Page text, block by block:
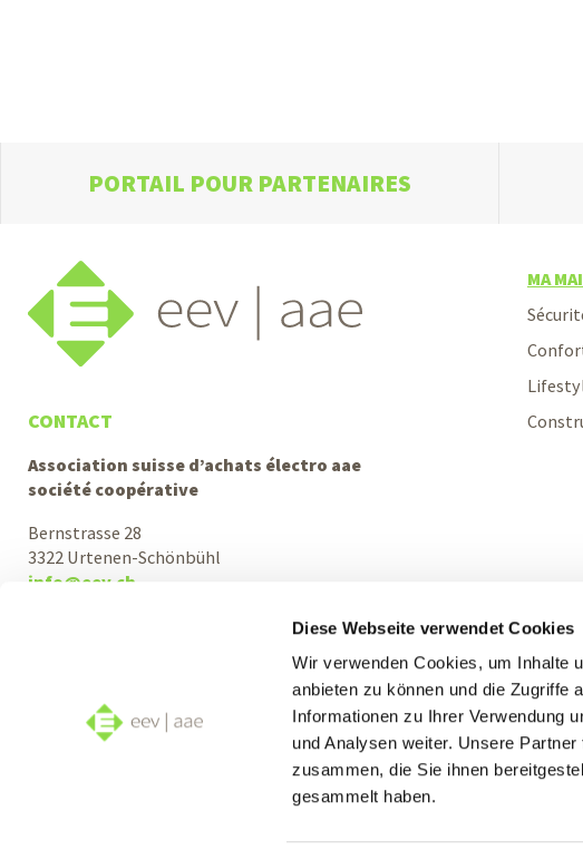
Diese Webseite verwendet Cookies
Wir verwenden Cookies, um Inhalte
anbieten zu können und die Zugriffe
Informationen zu Ihrer Verwendung
und Analysen weiter. Unsere
zusammen, die Sie ihnen
gesammelt haben.
PORTAIL POUR PARTENAIRES
CONTACT
Association suisse d’achats électro aae
société coopérative
Bernstrasse 28
3322 Urtenen-Schönbühl
info@eev.ch
+41 31 380 10 10
MA